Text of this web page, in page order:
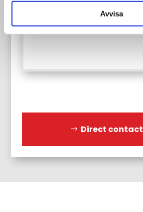
Avvisa
Direct contact